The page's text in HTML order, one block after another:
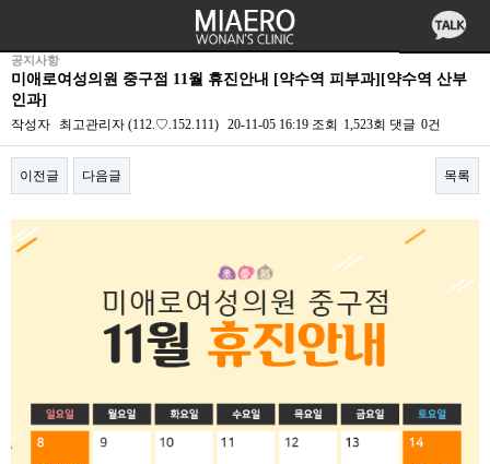
공지사항
미애로여성의원 중구점 11월 휴진안내 [약수역 피부과][약수역 산부
인과]
작성자 최고관리자 (112.♡.152.111) 20-11-05 16:19 조회 1,523회 댓글 0건
이전글 다음글 목록
본문